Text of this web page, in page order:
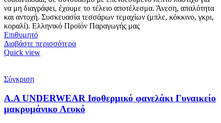
να μη διαγράφει, έχουμε το τέλειο αποτέλεσμα. Άνεση, απαλότητα
και αντοχή. Συσκευασία τεσσάρων τεμαχίων (μπλε, κόκκινο, γκρι,
κοραλί). Ελληνικό Προϊόν Παραγωγής μας
Επιθυμητό
Διαβάστε περισσότερα
Quick view
Σύγκριση
Α.A UNDERWEAR Ισοθερμικό φανελάκι Γυναικείο
μακρυμάνικο Λευκό